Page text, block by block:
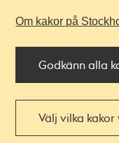
Om kakor på
Godkänn alla
Välj vilka